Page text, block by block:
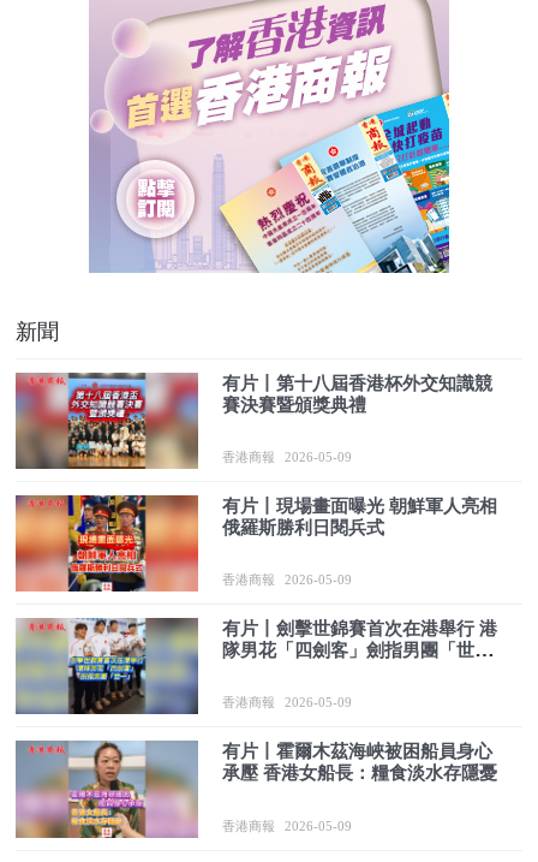
新聞
有片丨第十八屆香港杯外交知識競
賽決賽暨頒獎典禮
香港商報 2026-05-09
有片丨現場畫面曝光 朝鮮軍人亮相
俄羅斯勝利日閱兵式
香港商報 2026-05-09
有片丨劍擊世錦賽首次在港舉行 港
隊男花「四劍客」劍指男團「世
香港商報 2026-05-09
有片丨霍爾木茲海峽被困船員身心
承壓 香港女船長：糧食淡水存隱憂
香港商報 2026-05-09